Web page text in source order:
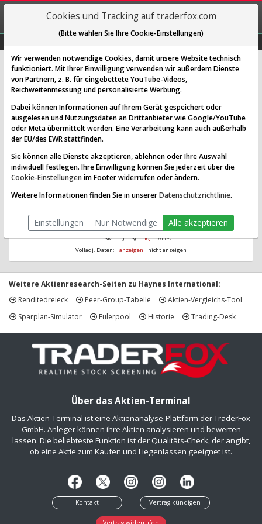
REGIS-
TRIEREN
Haynes International Inc.
[HAYN | WKN A0DQY1 | ISIN US4208772016]
Aus 1.000
wurden seit 2004
6.262,48
Ø Performance
letzte 8 Jahre
7,27 %
1T 3M 1J 3J 10J
Alles
Volladj. Daten:
anzeigen nicht anzeigen
Weitere Aktienresearch-Seiten zu Haynes International:
Renditedreieck
Peer-Group-Tabelle
Aktien-Vergleichs-Tool
Sparplan-Simulator
Eulerpool Historie Trading-Desk
Über das Aktien-Terminal
Das Aktien-Terminal ist eine Aktienanalyse-Plattform der TraderFox
GmbH. Anleger können ihre Aktien analysieren und bewerten
lassen. Die beliebteste Funktion ist der Qualitäts-Check, der angibt,
ob eine Aktie zum Kaufen und Liegenlassen geeignet ist.
Kontakt Vertrag kündigen
Cookies und Tracking auf traderfox.com
(Bitte wählen Sie Ihre Cookie-Einstellungen)
Wir verwenden notwendige Cookies, damit unsere Website technisch
funktioniert. Mit Ihrer Einwilligung verwenden wir außerdem Dienste
von Partnern, z. B. für eingebettete YouTube-Videos,
Reichweitenmessung und personalisierte Werbung.
Dabei können Informationen auf Ihrem Gerät gespeichert oder
ausgelesen und Nutzungsdaten an Drittanbieter wie Google/YouTube
oder Meta übermittelt werden. Eine Verarbeitung kann auch außerhalb
der EU/des EWR stattfinden.
Sie können alle Dienste akzeptieren, ablehnen oder Ihre Auswahl
individuell festlegen. Ihre Einwilligung können Sie jederzeit über die
Cookie-Einstellungen im Footer widerrufen oder ändern.
Weitere Informationen finden Sie in unsererDatenschutzrichtlinie.
Einstellungen Nur Notwendige Alle akzeptieren